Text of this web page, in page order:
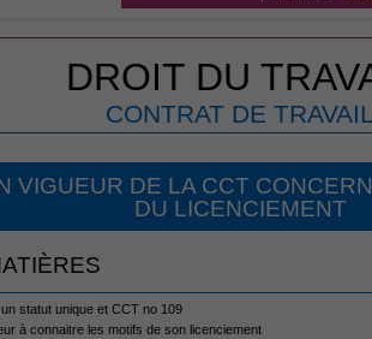
DROIT DU
CONTRAT DE TRAVAIL
VIGUEUR DE LA CCT
DU LICENCIEMENT
statut unique et CCT no 109
à connaitre les motifs de son licenciement